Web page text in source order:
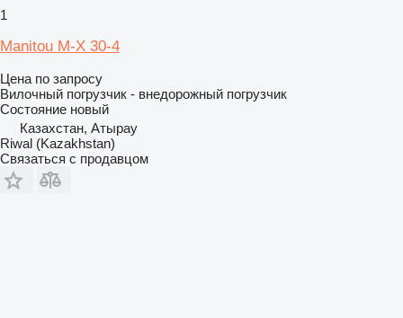
1
Manitou M-X 30-4
Цена по запросу
Вилочный погрузчик - внедорожный погрузчик
Состояние новый
Казахстан, Атырау
Riwal (Kazakhstan)
Связаться с продавцом